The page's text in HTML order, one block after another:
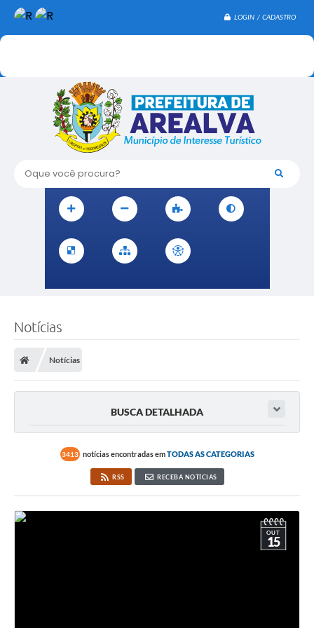
LOGIN / CADASTRO
Oque você procura?
Notícias
Notícias
BUSCA DETALHADA
3413 notícias encontradas emTODAS AS CATEGORIAS
RSS RECEBA NOTÍCIAS
OUT
15